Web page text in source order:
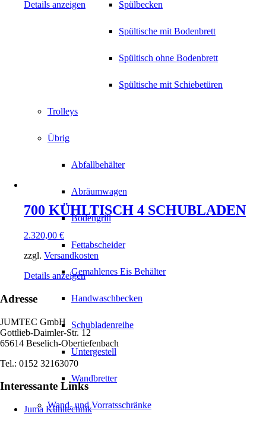
Spülbecken
Spültische mit Bodenbrett
Spültisch ohne Bodenbrett
Spültische mit Schiebetüren
Trolleys
Übrig
Abfallbehälter
Abräumwagen
Bodengrill
Fettabscheider
Gemahlenes Eis Behälter
Handwaschbecken
Schubladenreihe
Untergestell
Wandbretter
Wand- und Vorratsschränke
Details anzeigen
700 KÜHLTISCH 4 SCHUBLADEN
2.320,00 €
zzgl. Versandkosten
Details anzeigen
Adresse
JUMTEC GmbH
Gottlieb-Daimler-Str. 12
65614 Beselich-Obertiefenbach
Tel.: 0152 32163070
Interessante Links
Juma Kühltechnik